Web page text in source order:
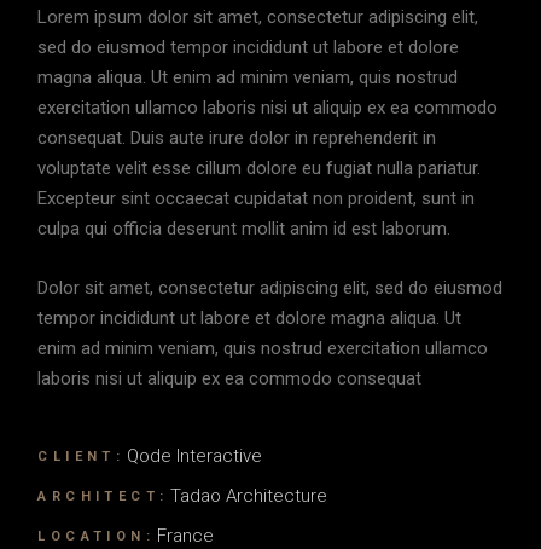
Lorem ipsum dolor sit amet, consectetur adipiscing elit,
sed do eiusmod tempor incididunt ut labore et dolore
magna aliqua. Ut enim ad minim veniam, quis nostrud
exercitation ullamco laboris nisi ut aliquip ex ea commodo
consequat. Duis aute irure dolor in reprehenderit in
voluptate velit esse cillum dolore eu fugiat nulla pariatur.
Excepteur sint occaecat cupidatat non proident, sunt in
culpa qui officia deserunt mollit anim id est laborum.
Dolor sit amet, consectetur adipiscing elit, sed do eiusmod
tempor incididunt ut labore et dolore magna aliqua. Ut
enim ad minim veniam, quis nostrud exercitation ullamco
laboris nisi ut aliquip ex ea commodo consequat
CLIENT: Qode Interactive
ARCHITECT: Tadao Architecture
LOCATION: France